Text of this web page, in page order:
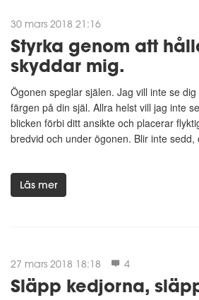
30 mars 2018 21:16
Styrka genom att
skyddar mig.
Ögonen speglar själen. Jag vill inte se
färgen på din själ. Allra helst vill jag inte
blicken förbi ditt ansikte och placerar
bredvid och under ögonen. Blir inte sedd,
Läs mer
27 mars 2018 18:18 4
Släpp kedjorna,